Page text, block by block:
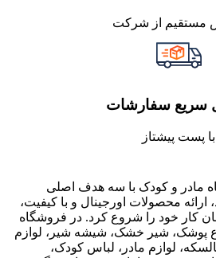
مستقیم از شرکت
سریع سفارشات
با پست پیشتاز
مادر و کودک با سه هدف اصلی
محصولات اورجینال و با کیفیت،
کار خود را شروع کرد. در فروشگاه
پوشک، شیر خشک، شیشه شیر، لوازم
لوازم مادر، لباس کودک،